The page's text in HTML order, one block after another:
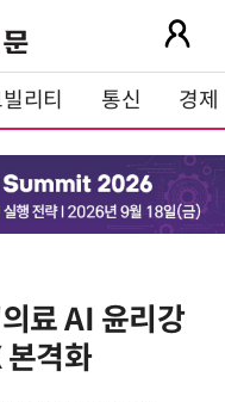
리티 통신 경제
료 AI 윤리강
격화